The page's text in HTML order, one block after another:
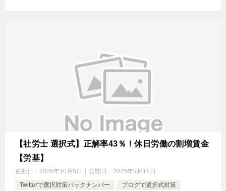
【社労士 選択式】正解率43％！休日労働の割増賃金
【労基】
更新日： 2025年10月5日 公開日： 2025年9月16日
Twitterで選択対策バックナンバー
ブログで選択式対策